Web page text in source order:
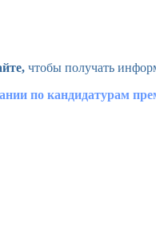
чтобы получать
по кандидатурам